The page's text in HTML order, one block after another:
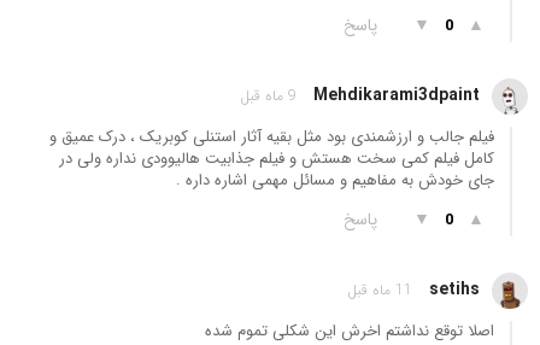
▲
0
▼ پاسخ
Mehdikarami3dpaint 9 ماه قبل
فیلم جالب و ارزشمندی بود مثل بقیه آثار استنلی کوبریک ، درک عمیق و
کامل فیلم کمی سخت هستش و فیلم جذابیت هالیوودی نداره ولی در
جای خودش به مفاهیم و مسائل مهمی اشاره داره .
▲
0
▼ پاسخ
setihs 11 ماه قبل
اصلا توقع نداشتم اخرش این شکلی تموم شده